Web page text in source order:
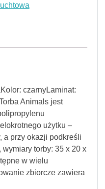
czarnyLaminat:
Animals jest
użytku –
a przy okazji podkreśli
torby: 35 x 20 x
w wielu
zbiorcze zawiera